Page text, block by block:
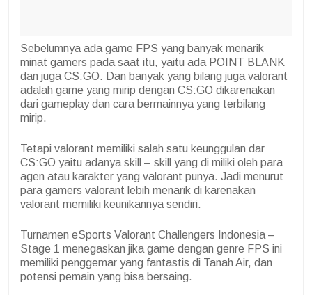
Sebelumnya ada game FPS yang banyak menarik
minat gamers pada saat itu, yaitu ada POINT BLANK
dan juga CS:GO. Dan banyak yang bilang juga valorant
adalah game yang mirip dengan CS:GO dikarenakan
dari gameplay dan cara bermainnya yang terbilang
mirip.
Tetapi valorant memiliki salah satu keunggulan dar
CS:GO yaitu adanya skill – skill yang di miliki oleh para
agen atau karakter yang valorant punya. Jadi menurut
para gamers valorant lebih menarik di karenakan
valorant memiliki keunikannya sendiri.
Turnamen eSports Valorant Challengers Indonesia –
Stage 1 menegaskan jika game dengan genre FPS ini
memiliki penggemar yang fantastis di Tanah Air, dan
potensi pemain yang bisa bersaing.